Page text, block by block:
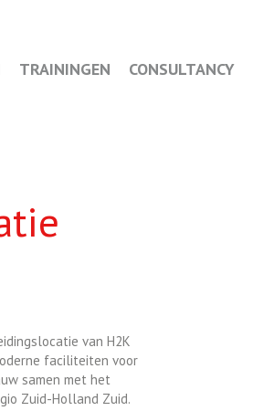
TRAININGEN CONSULTANCY
van H2K
faciliteiten voor
samen met het
Zuid-Holland Zuid.